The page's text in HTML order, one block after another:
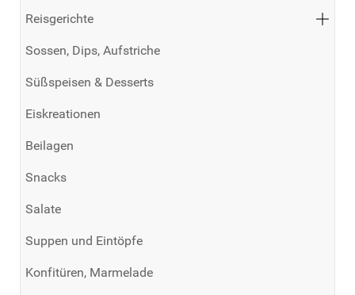
Reisgerichte
Sossen, Dips, Aufstriche
Süßspeisen & Desserts
Eiskreationen
Beilagen
Snacks
Salate
Suppen und Eintöpfe
Konfitüren, Marmelade